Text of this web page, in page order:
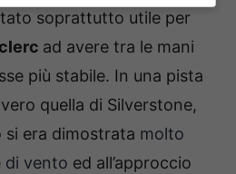
soprattutto utile per
ad avere tra le mani
più stabile. In una pista
quella di Silverstone,
era dimostrata molto
di vento ed all’approccio